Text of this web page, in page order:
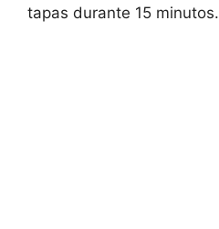
tapas durante 15 minutos.